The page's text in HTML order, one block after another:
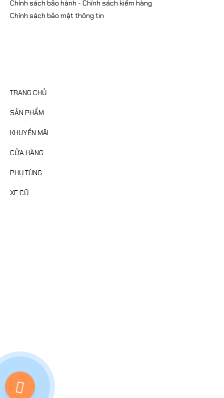
Chính sách bảo hành - Chính sách kiểm hàng
Chính sách bảo mật thông tin
TRANG CHỦ
SẢN PHẨM
KHUYẾN MÃI
CỬA HÀNG
PHỤ TÙNG
XE CŨ
0703